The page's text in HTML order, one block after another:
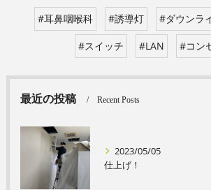
#耳鼻咽喉科 #誘導灯 #ダウンラ
#スイッチ #LAN #コン
最近の投稿 Recent Posts
2023/05/05
仕上げ！